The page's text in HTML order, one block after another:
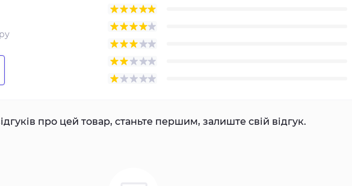
про цей товар, станьте першим, залиште свій відгук.